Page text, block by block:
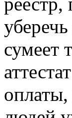
сумеет
оплаты,